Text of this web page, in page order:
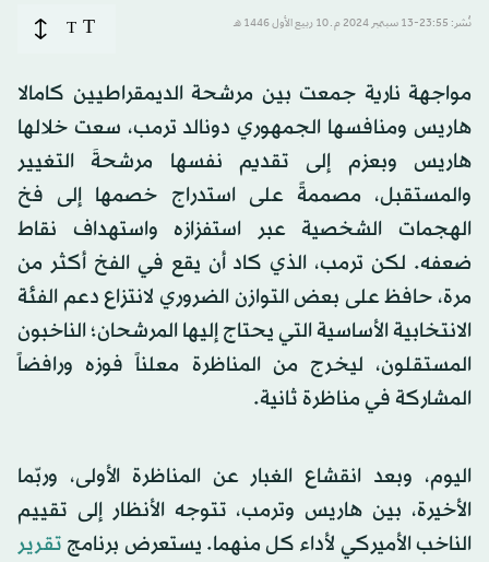
نُشر: 23:55-13 سبتمبر 2024 م ـ 10 ربيع الأول 1446 هـ T
T
مواجهة نارية جمعت بين مرشحة الديمقراطيين كامالا
هاريس ومنافسها الجمهوري دونالد ترمب، سعت خلالها
هاريس وبعزم إلى تقديم نفسها مرشحةَ التغيير
والمستقبل، مصممةً على استدراج خصمها إلى فخ
الهجمات الشخصية عبر استفزازه واستهداف نقاط
ضعفه. لكن ترمب، الذي كاد أن يقع في الفخ أكثر من
مرة، حافظ على بعض التوازن الضروري لانتزاع دعم الفئة
الانتخابية الأساسية التي يحتاج إليها المرشحان؛ الناخبون
المستقلون، ليخرج من المناظرة معلناً فوزه ورافضاً
المشاركة في مناظرة ثانية.
اليوم، وبعد انقشاع الغبار عن المناظرة الأولى، وربّما
الأخيرة، بين هاريس وترمب، تتوجه الأنظار إلى تقييم
الناخب الأميركي لأداء كل منهما. يستعرض برنامج تقرير